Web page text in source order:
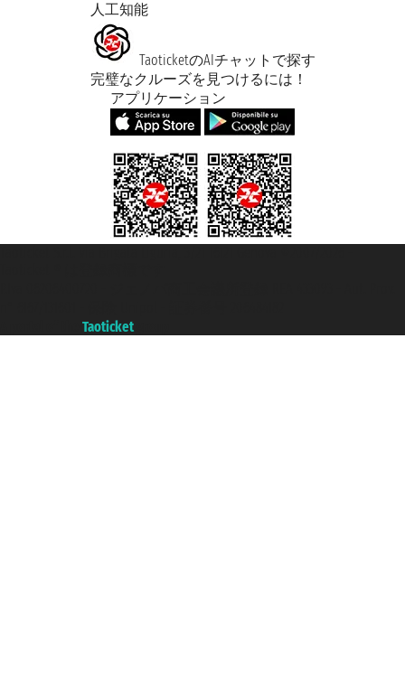
人工知能
TaoticketのAIチャットで探す
完璧なクルーズを見つけるには！
アプリケーション
Taoticket